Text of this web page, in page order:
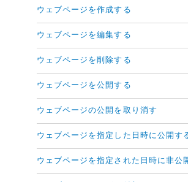
ウェブページを作成する
ウェブページを編集する
ウェブページを削除する
ウェブページを公開する
ウェブページの公開を取り消す
ウェブページを指定した日時に公開す
ウェブページを指定された日時に非公